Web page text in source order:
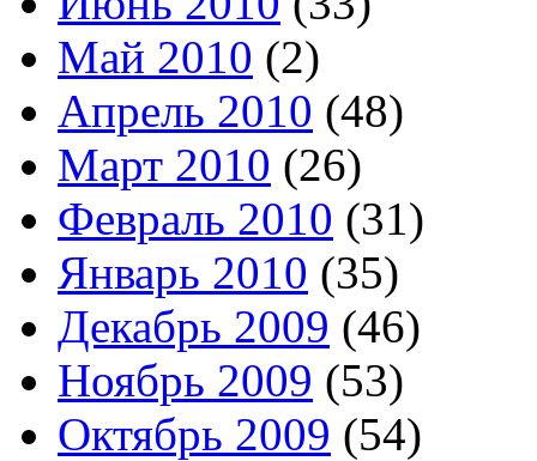
Май 2010 (2)
Апрель 2010 (48)
Март 2010 (26)
Февраль 2010 (31)
Январь 2010 (35)
Декабрь 2009 (46)
Ноябрь 2009 (53)
Октябрь 2009 (54)